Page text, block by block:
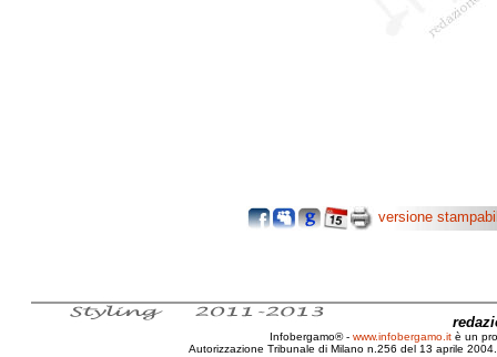
versione
Infobergamo® - www.infobergamo.it è un
Autorizzazione Tribunale di Milano n.256 del 13 aprile